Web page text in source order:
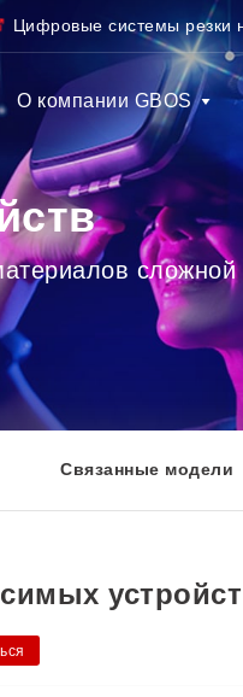
Цифровые системы резки
О компании GBOS
Связанные модели